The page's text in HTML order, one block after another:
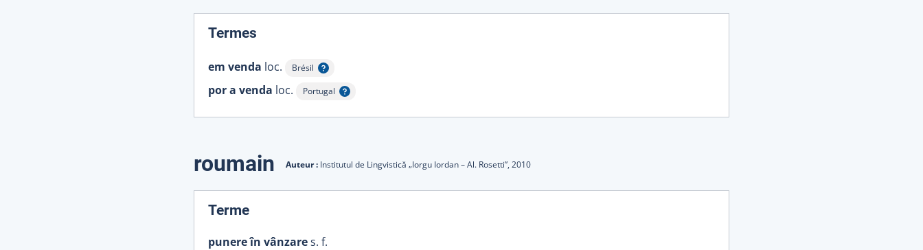
Termes
em venda loc. Brésil
Afficher l'infobulle
por a venda loc. Portugal
Afficher l'infobulle
roumain Auteur : Institutul de Lingvistică „Iorgu Iordan – Al. Rosetti”, 2010
Terme:
punere în vânzares. f.